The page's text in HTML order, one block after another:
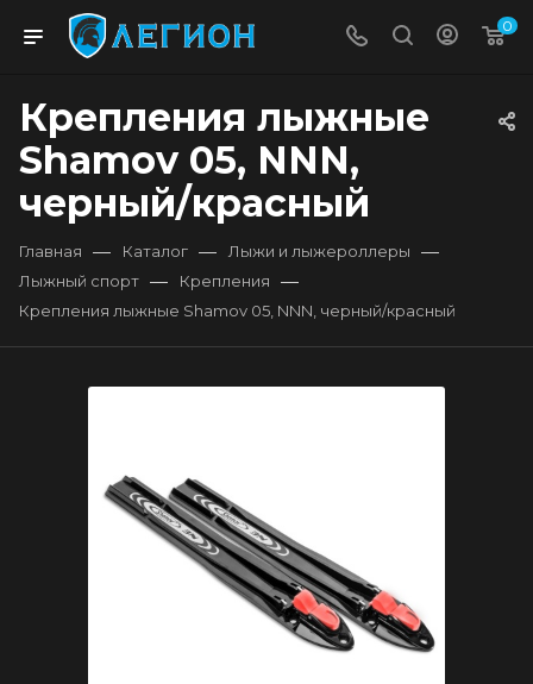
0
Крепления лыжные
Shamov 05, NNN,
черный/красный
Главная — Каталог — Лыжи и лыжероллеры —
Лыжный спорт — Крепления —
Крепления лыжные Shamov 05, NNN, черный/красный